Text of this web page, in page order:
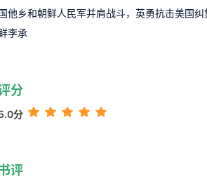
他乡和朝鲜人民军并肩战斗，英勇抗击美国
李承
分
分
评